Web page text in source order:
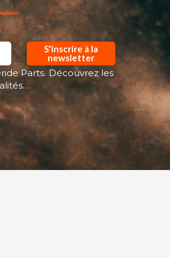
S'inscrire à la
newsletter
Parts. Découvrez les